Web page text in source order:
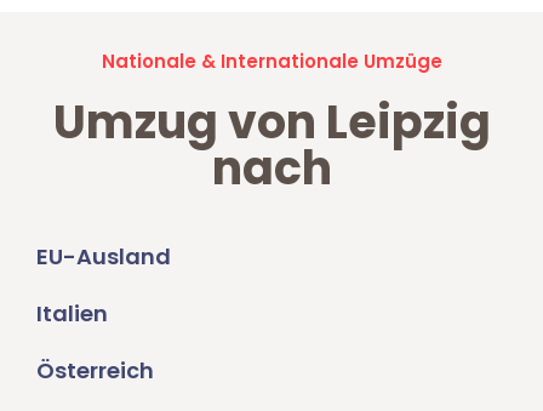
Nationale & Internationale Umzüge
Umzug von Leipzig
nach
EU-Ausland
Italien
Österreich